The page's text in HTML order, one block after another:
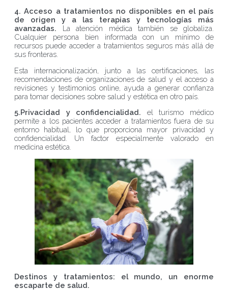
4. Acceso a tratamientos no disponibles en el país
de origen y a las terapias y tecnologías más
avanzadas. La atención médica también se globaliza.
Cualquier persona bien informada con un mínimo de
recursos puede acceder a tratamientos seguros más allá de
sus fronteras.
Esta internacionalización, junto a las certificaciones, las
recomendaciones de organizaciones de salud y el acceso a
revisiones y testimonios online, ayuda a generar confianza
para tomar decisiones sobre salud y estética en otro país.
5.Privacidad y confidencialidad. el turismo médico
permite a los pacientes acceder a tratamientos fuera de su
entorno habitual, lo que proporciona mayor privacidad y
confidencialidad. Un factor especialmente valorado en
medicina estética.
Destinos y tratamientos: el mundo, un enorme
escaparte de salud.